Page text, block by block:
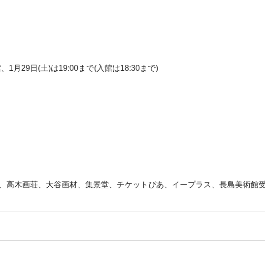
1月29日(土)は19:00まで(入館は18:30まで)
高木画荘、大谷画材、集景堂、チケットぴあ、イープラス、長島美術館